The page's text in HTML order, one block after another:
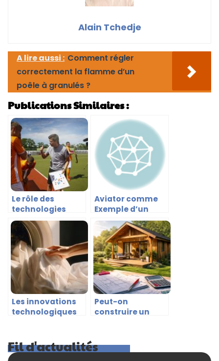
Alain Tchedje
A lire aussi : Comment régler
correctement la flamme d’un
poêle à granulés ?
Publications Similaires :
Le rôle des
technologies
dans la
formation de
l’intérêt pour les
paris sportifs
Aviator comme
Exemple d’un
Nouveau Jeu
Sportif
Numérique
Les innovations
technologiques
du linge
Peut-on
construire un
construire ?
Fil d'actualités